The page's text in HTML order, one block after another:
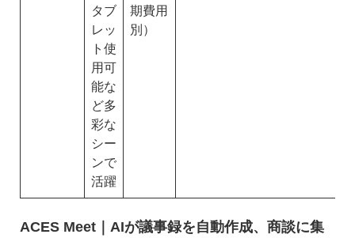
タブ
レッ
ト使
用可
能な
ど多
彩な
シー
ンで
活躍
期費用
別）
ACES Meet｜AIが議事録を自動作成、商談に集